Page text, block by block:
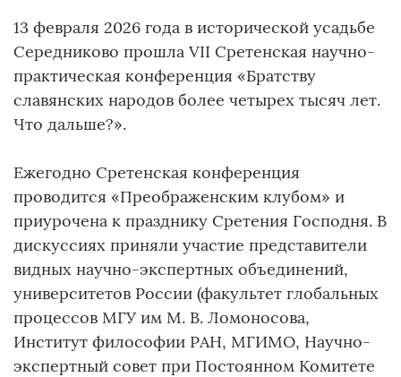
13 февраля 2026 года в исторической усадьбе
Середниково прошла VII Сретенская научно-
практическая конференция «Братству
славянских народов более четырех тысяч лет.
Что дальше?».
Ежегодно Сретенская конференция
проводится «Преображенским клубом» и
приурочена к празднику Сретения Господня. В
дискуссиях приняли участие представители
видных научно-экспертных объединений,
университетов России (факультет глобальных
процессов МГУ им М. В. Ломоносова,
Институт философии РАН, МГИМО, Научно-
экспертный совет при Постоянном Комитете